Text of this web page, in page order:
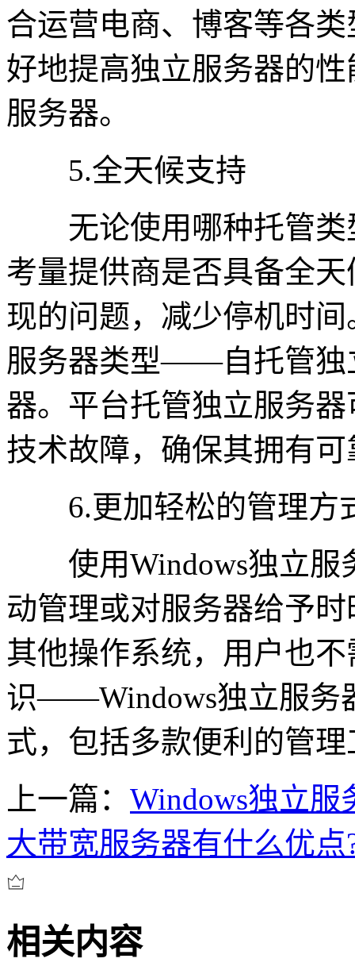
合运营电商、博客等各
好地提高独立服务器的
服务器。
5.全天候支持
无论使用哪种托管类
考量提供商是否具备全
现的问题，减少停机时
服务器类型——自托管独
器。平台托管独立服务
技术故障，确保其拥有
6.更加轻松的管理方
使用Windows独立服
动管理或对服务器给予
其他操作系统，用户也
识——Windows独立服务
式，包括多款便利的管理
上一篇： Windows独立
大带宽服务器有什么优点
相关内容